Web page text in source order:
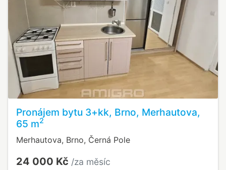
Pronájem bytu 3+kk, Brno, Merhautova,
65 m2
Merhautova, Brno, Černá Pole
24 000 Kč /za měsíc